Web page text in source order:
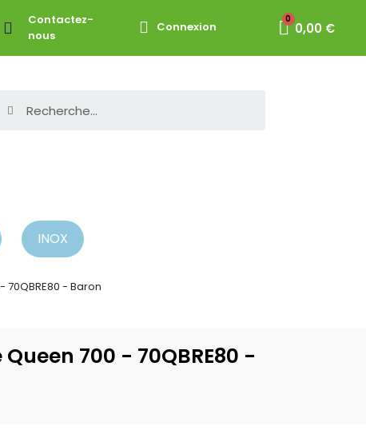
Contactez-
nous
Connexion 0,00 €
INOX
- Baron
700 - 70QBRE80 -